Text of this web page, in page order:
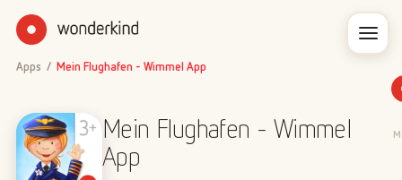
Apps / Mein Flughafen - Wimmel App
Mein Flughafen - Wimmel
App